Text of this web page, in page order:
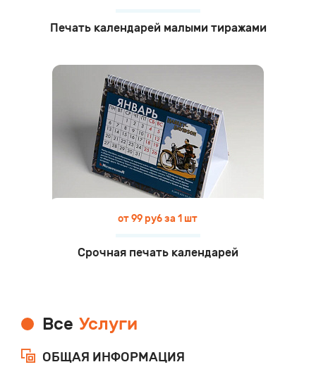
Печать календарей малыми тиражами
от 99 руб за 1 шт
Срочная печать календарей
Все Услуги
ОБЩАЯ ИНФОРМАЦИЯ